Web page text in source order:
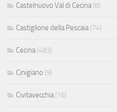
Castelnuovo Val di Cecina (8)
Castiglione della Pescaia (74)
Cecina (483)
Cinigiano (9)
Civitavecchia (16)